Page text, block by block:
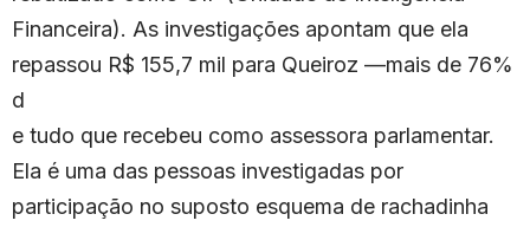
Financeira). As investigações apontam que ela
repassou R$ 155,7 mil para Queiroz —mais de 76%
d
e tudo que recebeu como assessora parlamentar.
Ela é uma das pessoas investigadas por
participação no suposto esquema de rachadinha